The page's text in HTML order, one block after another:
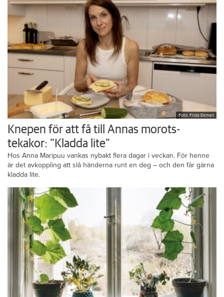
Knepen för att få till Annas morots-
tekakor: ”Kladda lite”
Hos Anna Maripuu vankas nybakt flera dagar i veckan. För henne
är det avkoppling att slå händerna runt en deg – och den får gärna
kladda lite.